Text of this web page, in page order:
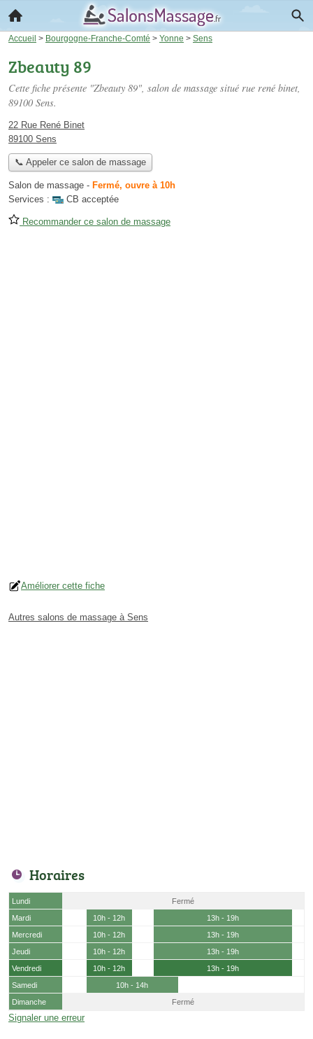
Accueil > Bourgogne-Franche-Comté > Yonne > Sens
Zbeauty 89
Cette fiche présente "Zbeauty 89", salon de massage situé rue rené binet,
89100 Sens.
22 Rue René Binet
89100 Sens
📞 Appeler ce salon de massage
Salon de massage - Fermé, ouvre à 10h
Services :
CB acceptée
Recommander ce salon de massage
Améliorer cette fiche
Autres salons de massage à Sens
Horaires
Lundi
Fermé
Mardi
10h - 12h
13h - 19h
Mercredi
10h - 12h
13h - 19h
Jeudi
10h - 12h
13h - 19h
Vendredi
10h - 12h
13h - 19h
Samedi
10h - 14h
Dimanche
Fermé
Signaler une erreur